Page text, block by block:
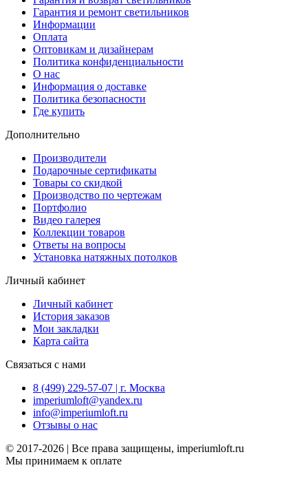
Гарантия и ремонт светильников
Информации
Оплата
Оптовикам и дизайнерам
Политика конфиденциальности
О нас
Информация о доставке
Политика безопасности
Где купить
Дополнительно
Производители
Подарочные сертификаты
Товары со скидкой
Производство по чертежам
Портфолио
Видео галерея
Коллекции товаров
Ответы на вопросы
Установка натяжных потолков
Личный кабинет
Личный кабинет
История заказов
Мои закладки
Карта сайта
Связаться с нами
8 (499) 229-57-07 | г. Москва
imperiumloft@yandex.ru
info@imperiumloft.ru
Отзывы о нас
© 2017-2026 | Все права защищены, imperiumloft.ru
Мы принимаем к оплате